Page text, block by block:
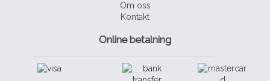
Om oss
Kontakt
Online betalning